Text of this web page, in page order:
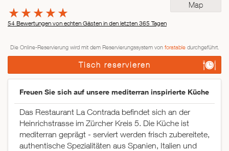
Map
54 Bewertungen von echten Gästen in den letzten 365 Tagen
Die Online-Reservierung wird mit dem Reservierungssystem von foratabledurchgeführt.
Tisch reservieren
Freuen Sie sich auf unsere mediterran inspirierte Küche
Das Restaurant La Contrada befindet sich an der
Heinrichstrasse im Zürcher Kreis 5. Die Küche ist
mediterran geprägt - serviert werden frisch zubereitete,
authentische Spezialitäten aus Spanien, Italien und